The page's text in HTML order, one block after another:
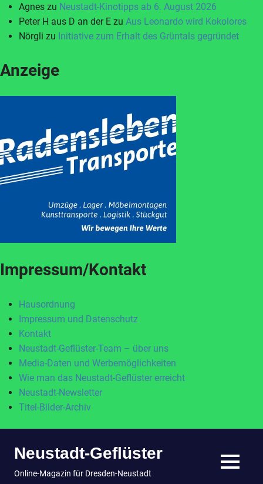
Agnes zu Neustadt-Kinotipps ab 6. August 2026
Peter H aus D an der E zu Aus Leonardo wird Kokolores
Nörgli zu Initiative zum Erhalt des Grüntals gegründet
Anzeige
Impressum/Kontakt
Hausordnung
Impressum und Datenschutz
Kontakt
Neustadt-Geflüster-Team – über uns
Media-Daten und Werbemöglichkeiten
Wie man das Neustadt-Geflüster erreicht
Neustadt-Newsletter
Titel-Bilder-Archiv
InhaltNeustadt-Geflüster
Online-Magazin für Dresden-Neustadt MENÜ